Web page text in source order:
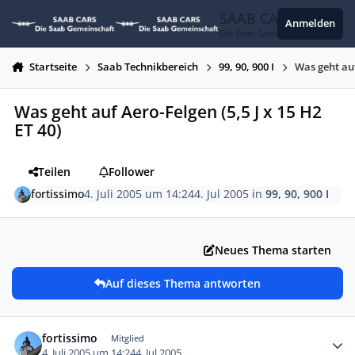
SAAB CARS
Die Saab Gemeinschaft
Anmelden
Startseite Saab Technikbereich 99, 90, 900 I Was geht
Was geht auf Aero-Felgen (5,5 J x 15 H2
ET 40)
Teilen
Follower
fortissimo4. Juli 2005 um 14:244. Jul 2005 in99, 90, 900 I
Neues Thema starten
Auf dieses Thema antworten
fortissimo Mitglied